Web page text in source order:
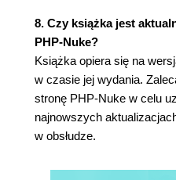
Kategorie (129)
Planowanie
Dinozaurach (129)
Zarządzanie tematami
Usuwanie tematu
Dodawanie artykułów
Zarządzanie
Każdy ma swoje
8. Czy książka jest
PHP-Nuke?
Książka opiera się na
w czasie jej wydania.
stronę PHP-Nuke w celu
najnowszych
w obsłudze.